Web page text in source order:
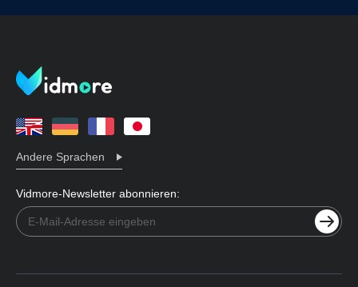
Andere Sprachen
Vidmore-Newsletter abonnieren: